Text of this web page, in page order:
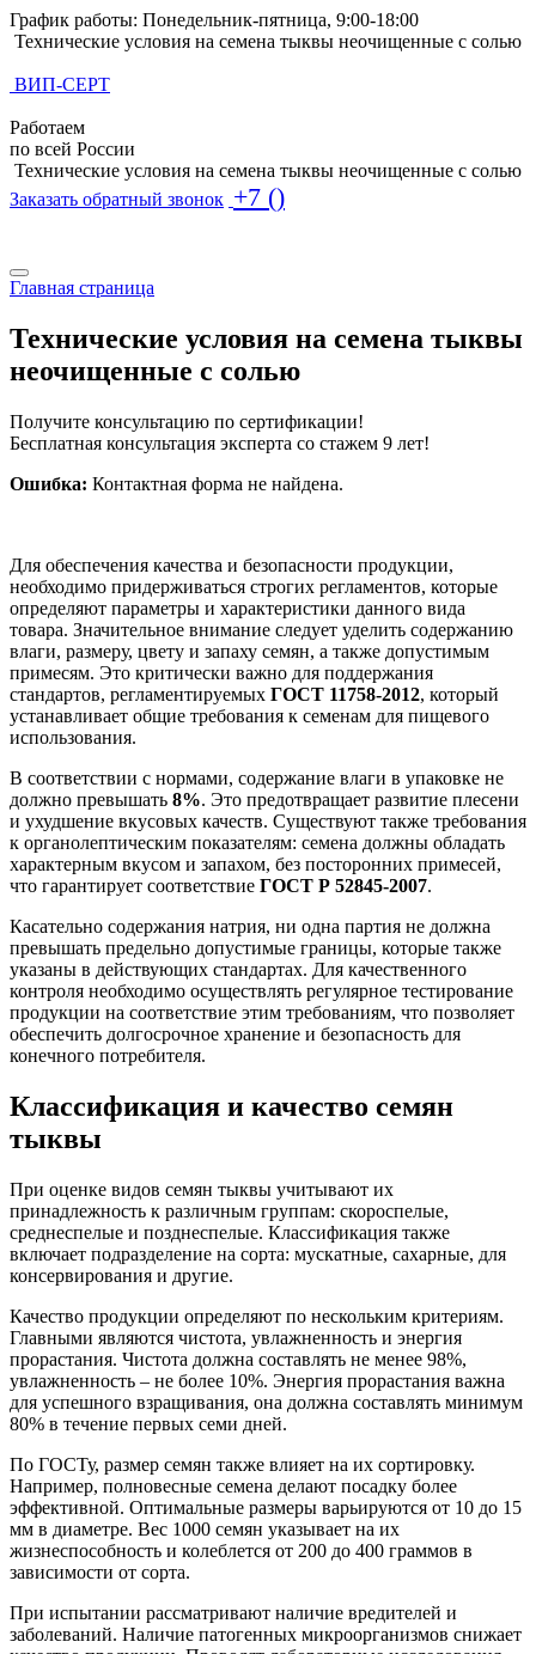
График работы: Понедельник-пятница, 9:00-18:00
Технические условия на семена тыквы неочищенные с солью
ВИП-СЕРТ
Работаем
по всей России
Технические условия на семена тыквы неочищенные с солью
Заказать обратный звонок +7 ()
Главная страница
Технические условия на семена тыквы
неочищенные с солью
Получите консультацию по сертификации!
Бесплатная консультация эксперта со стажем 9 лет!
Ошибка: Контактная форма не найдена.
Для обеспечения качества и безопасности продукции,
необходимо придерживаться строгих регламентов, которые
определяют параметры и характеристики данного вида
товара. Значительное внимание следует уделить содержанию
влаги, размеру, цвету и запаху семян, а также допустимым
примесям. Это критически важно для поддержания
стандартов, регламентируемых ГОСТ 11758-2012, который
устанавливает общие требования к семенам для пищевого
использования.
В соответствии с нормами, содержание влаги в упаковке не
должно превышать 8%. Это предотвращает развитие плесени
и ухудшение вкусовых качеств. Существуют также требования
к органолептическим показателям: семена должны обладать
характерным вкусом и запахом, без посторонних примесей,
что гарантирует соответствие ГОСТ Р 52845-2007.
Касательно содержания натрия, ни одна партия не должна
превышать предельно допустимые границы, которые также
указаны в действующих стандартах. Для качественного
контроля необходимо осуществлять регулярное тестирование
продукции на соответствие этим требованиям, что позволяет
обеспечить долгосрочное хранение и безопасность для
конечного потребителя.
Классификация и качество семян
тыквы
При оценке видов семян тыквы учитывают их
принадлежность к различным группам: скороспелые,
среднеспелые и позднеспелые. Классификация также
включает подразделение на сорта: мускатные, сахарные, для
консервирования и другие.
Качество продукции определяют по нескольким критериям.
Главными являются чистота, увлажненность и энергия
прорастания. Чистота должна составлять не менее 98%,
увлажненность – не более 10%. Энергия прорастания важна
для успешного взращивания, она должна составлять минимум
80% в течение первых семи дней.
По ГОСТу, размер семян также влияет на их сортировку.
Например, полновесные семена делают посадку более
эффективной. Оптимальные размеры варьируются от 10 до 15
мм в диаметре. Вес 1000 семян указывает на их
жизнеспособность и колеблется от 200 до 400 граммов в
зависимости от сорта.
При испытании рассматривают наличие вредителей и
заболеваний. Наличие патогенных микроорганизмов снижает